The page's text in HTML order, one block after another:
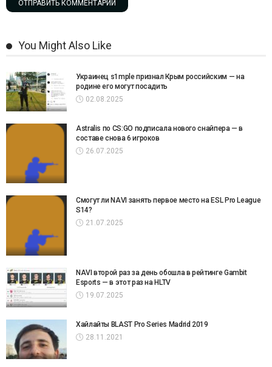
You Might Also Like
Украинец s1mple признал Крым российским — на
родине его могут посадить
02.08.2025
Astralis по CS:GO подписала нового снайпера — в
составе снова 6 игроков
26.07.2025
Смогут ли NAVI занять первое место на ESL Pro League
S14?
21.07.2025
NAVI второй раз за день обошла в рейтинге Gambit
Esports — в этот раз на HLTV
19.07.2025
Хайлайты BLAST Pro Series Madrid 2019
28.11.2021